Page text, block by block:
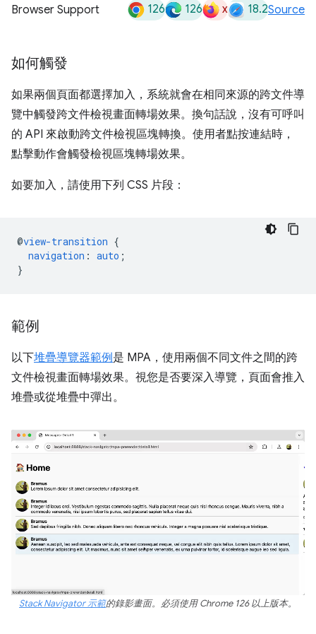
Browser Support 126 126 x 18.2Source
如何觸發
如果兩個頁面都選擇加入，系統就會在相同來源的跨文件導
覽中觸發跨文件檢視畫面轉場效果。換句話說，沒有可呼叫
的 API 來啟動跨文件檢視區塊轉換。使用者點按連結時，
點擊動作會觸發檢視區塊轉場效果。
如要加入，請使用下列 CSS 片段：
@view-transition {
navigation : auto ;
}
範例
以下堆疊導覽器範例是 MPA，使用兩個不同文件之間的跨
文件檢視畫面轉場效果。視您是否要深入導覽，頁面會推入
堆疊或從堆疊中彈出。
Stack Navigator 示範的錄影畫面。必須使用 Chrome 126 以上版本。